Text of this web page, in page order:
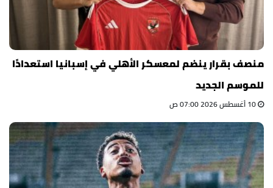
منصف بقرار ينضم لمعسكر الأهلي في إسبانيا استعدادًا
للموسم الجديد